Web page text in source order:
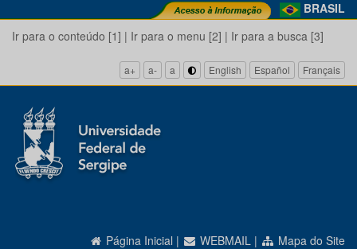
BRASIL
Ir para o conteúdo [1] | Ir para o menu [2] | Ir para a busca [3]
a+ a- a English Español Français
Página Inicial | WEBMAIL | Mapa do Site